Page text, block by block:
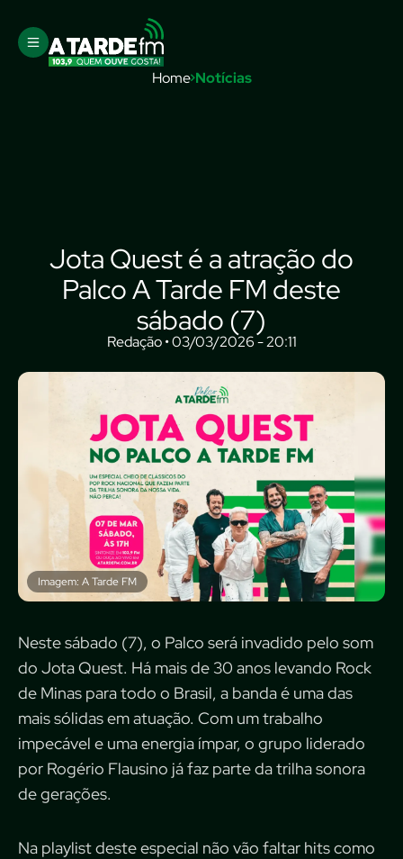
Home Notícias
Jota Quest é a atração do
Palco A Tarde FM deste
sábado (7)
Redação • 03/03/2026 - 20:11
Imagem: A Tarde FM
Neste sábado (7), o Palco será invadido pelo som
do Jota Quest. Há mais de 30 anos levando Rock
de Minas para todo o Brasil, a banda é uma das
mais sólidas em atuação. Com um trabalho
impecável e uma energia ímpar, o grupo liderado
por Rogério Flausino já faz parte da trilha sonora
de gerações.
Na playlist deste especial não vão faltar hits como